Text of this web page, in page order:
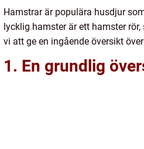
Hamstrar är populära husdjur
lycklig hamster är ett hamster
vi att ge en ingående översikt
1. En grundlig